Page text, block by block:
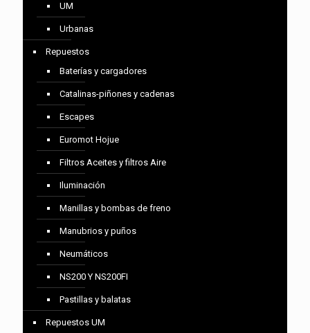
UM
Urbanas
Repuestos
Baterías y cargadores
Catalinas-piñones y cadenas
Escapes
Euromot Hojue
Filtros Aceites y filtros Aire
Iluminación
Manillas y bombas de freno
Manubrios y puños
Neumáticos
NS200 Y NS200FI
Pastillas y balatas
Repuestos UM